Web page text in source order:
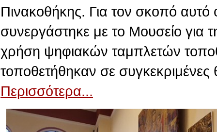
Πινακοθήκης. Για τον σκοπό
συνεργάστηκε με το Μουσείο για
χρήση ψηφιακών ταμπλετών
τοποθετήθηκαν σε
Περισσότερα...